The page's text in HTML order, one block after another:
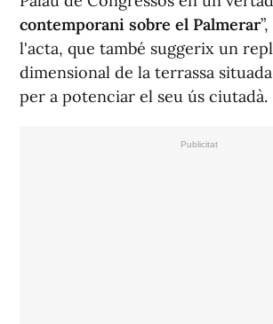
contemporani sobre el Palmerar
l'acta, que també suggerix un
dimensional de la terrassa
per a potenciar el seu ús ciutadà.